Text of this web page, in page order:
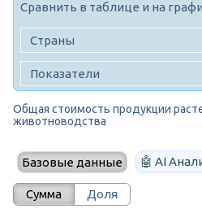
Сравнить в таблице и на
Общая стоимость продукции
животноводства
Базовые данные 🤖 AI
Сумма Доля